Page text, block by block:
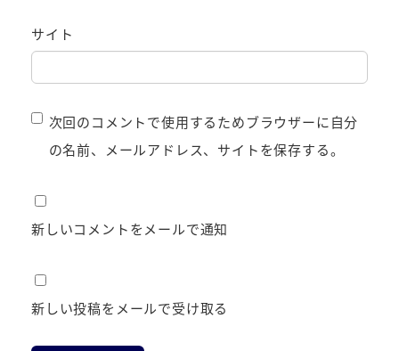
サイト
次回のコメントで使用するためブラウザーに自分
の名前、メールアドレス、サイトを保存する。
新しいコメントをメールで通知
新しい投稿をメールで受け取る